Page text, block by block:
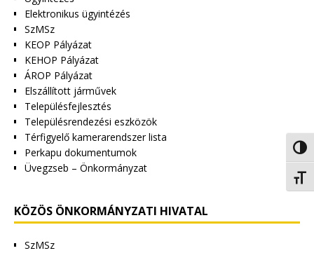
Elektronikus ügyintézés
SzMSz
KEOP Pályázat
KEHOP Pályázat
ÁROP Pályázat
Elszállított járművek
Településfejlesztés
Településrendezési eszközök
Térfigyelő kamerarendszer lista
Perkapu dokumentumok
Üvegzseb – Önkormányzat
KÖZÖS ÖNKORMÁNYZATI HIVATAL
SzMSz